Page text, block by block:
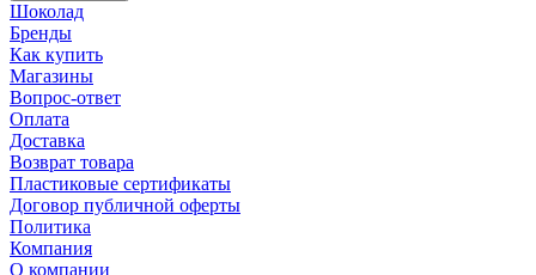
Шоколад
Бренды
Как купить
Магазины
Вопрос-ответ
Оплата
Доставка
Возврат товара
Пластиковые сертификаты
Договор публичной оферты
Политика
Компания
О компании